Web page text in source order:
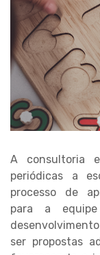
A consultoria
periódicas a
processo de
para a
ser propostas